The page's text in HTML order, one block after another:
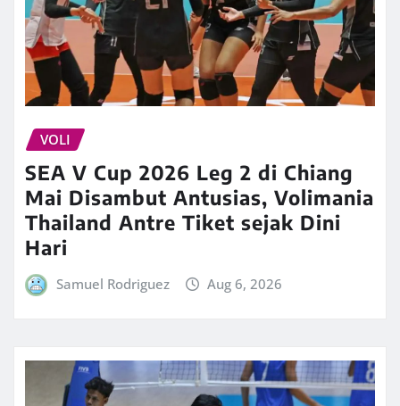
VOLI
SEA V Cup 2026 Leg 2 di Chiang
Mai Disambut Antusias, Volimania
Thailand Antre Tiket sejak Dini
Hari
Samuel Rodriguez Aug 6, 2026